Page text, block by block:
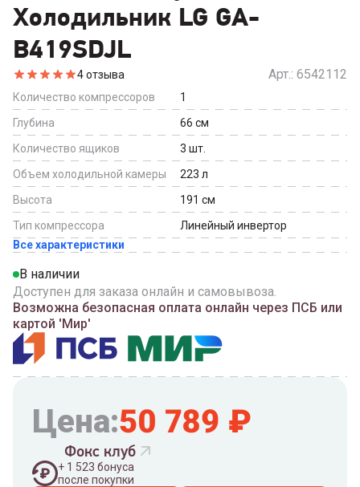
Холодильник LG GA-
B419SDJL
4отзыва Арт.: 6542112
Количество компрессоров
1
Глубина
66 см
Количество ящиков
3 шт.
Объем холодильной камеры
223 л
Высота
191 см
Тип компрессора
Линейный инвертор
Все характеристики
В наличии
Доступен для заказа онлайн и самовывоза.
Возможна безопасная оплата онлайн через ПСБ или
картой 'Мир'
Цена:50 789 ₽
Фокс клуб
+ 1 523 бонуса
после покупки